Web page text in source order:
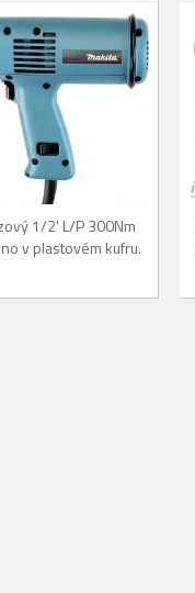
1/2' L/P 300Nm
v plastovém kufru.